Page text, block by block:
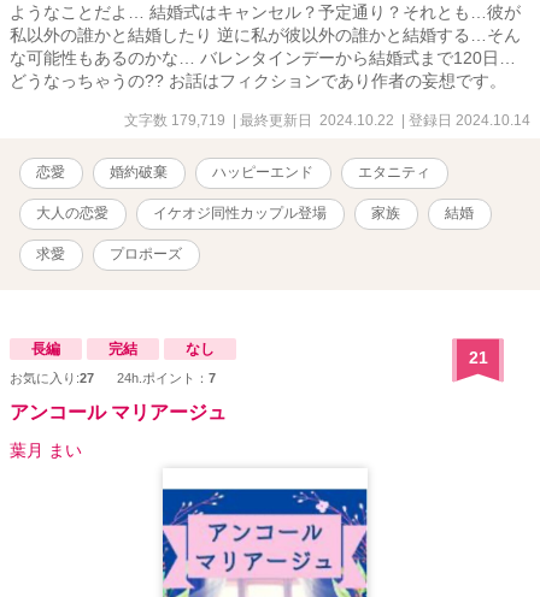
ようなことだよ… 結婚式はキャンセル？予定通り？それとも…彼が
私以外の誰かと結婚したり 逆に私が彼以外の誰かと結婚する…そん
な可能性もあるのかな… バレンタインデーから結婚式まで120日…
どうなっちゃうの?? お話はフィクションであり作者の妄想です。
文字数 179,719 | 最終更新日 2024.10.22 | 登録日 2024.10.14
恋愛 婚約破棄 ハッピーエンド エタニティ
大人の恋愛 イケオジ同性カップル登場 家族 結婚
求愛 プロポーズ
長編 完結 なし
お気に入り:27 24h.ポイント： 7
21
アンコール マリアージュ
葉月 まい